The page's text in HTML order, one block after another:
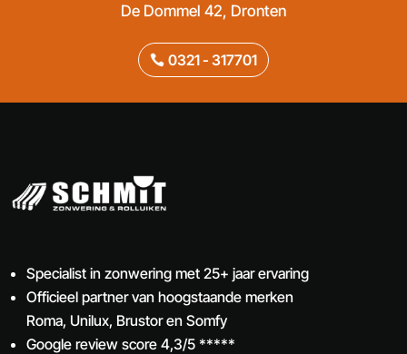
De Dommel 42, Dronten
0321 - 317701
Specialist in zonwering met 25+ jaar ervaring
Officieel partner van hoogstaande merken
Roma, Unilux, Brustor en Somfy
Google review score 4,3/5 *****